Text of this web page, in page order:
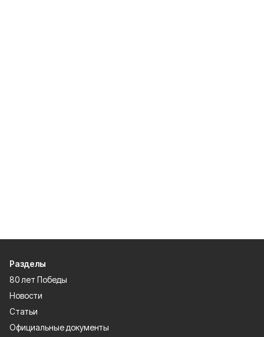
Разделы
80 лет Победы
Новости
Статьи
Официальные документы